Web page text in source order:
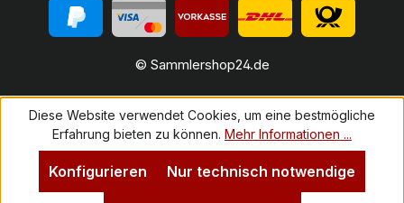
© Sammlershop24.de
Diese Website verwendet Cookies, um eine bestmögliche
Erfahrung bieten zu können. Mehr Informationen ...
Nur technisch notwendige
Konfigurieren